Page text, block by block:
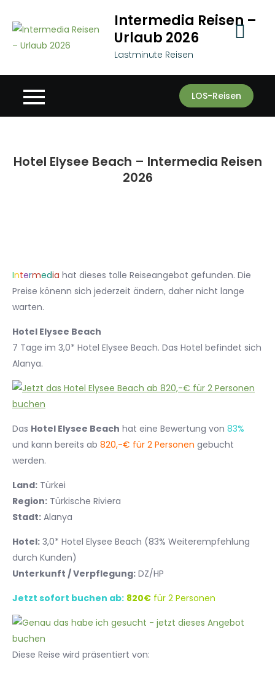
content
Intermedia Reisen –
Urlaub 2026
Lastminute Reisen
LOS-Reisen
Hotel Elysee Beach – Intermedia Reisen
2026
Intermedia hat dieses tolle Reiseangebot gefunden. Die
Preise könenn sich jederzeit ändern, daher nicht lange
warten.
Hotel Elysee Beach
7 Tage im 3,0* Hotel Elysee Beach. Das Hotel befindet sich
Alanya.
Das Hotel Elysee Beach hat eine Bewertung von 83%
und kann bereits ab 820,-€ für 2 Personen gebucht
werden.
Land: Türkei
Region: Türkische Riviera
Stadt: Alanya
Hotel: 3,0* Hotel Elysee Beach (83% Weiterempfehlung
durch Kunden)
Unterkunft / Verpflegung: DZ/HP
Jetzt sofort buchen ab: 820€ für 2 Personen
Diese Reise wird präsentiert von: